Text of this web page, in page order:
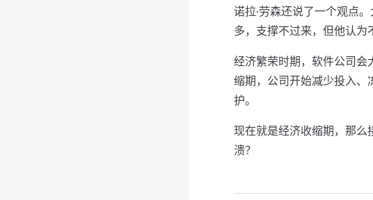
诺拉·劳森还说了一个观点
多，支撑不过来，但他认为
经济繁荣时期，软件公司会
缩期，公司开始减少投入、
护。
现在就是经济收缩期，那么
溃？